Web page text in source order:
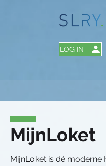
LOG IN
MijnLoket
MijnLoket is dé moderne